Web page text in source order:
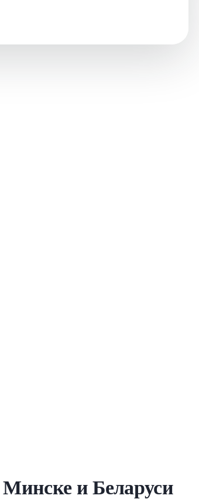
и Беларуси